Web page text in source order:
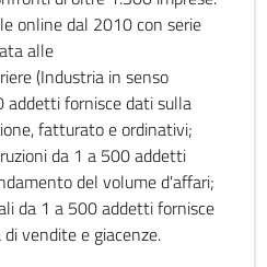
online dal 2010 con serie
alle
(Industria in senso
fornisce dati sulla
fatturato e ordinativi;
da 1 a 500 addetti
del volume d'affari;
da 1 a 500 addetti fornisce
vendite e giacenze.